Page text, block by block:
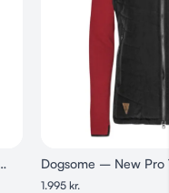
Dogsome – New Pro
Fire
1.995kr.